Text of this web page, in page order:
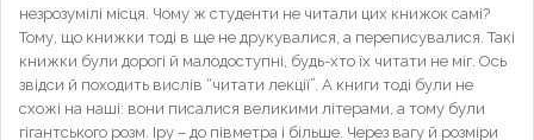
незрозумілі місця. Чому ж студенти не читали цих книжок самі?
Тому, що книжки тоді в ще не друкувалися, а переписувалися. Такі
книжки були дорогі й малодоступні, будь-хто їх читати не міг. Ось
звідси й походить вислів “читати лекції”. А книги тоді були не
схожі на наші: вони писалися великими літерами, а тому були
гігантського розм. Іру – до півметра і більше. Через вагу й розміри